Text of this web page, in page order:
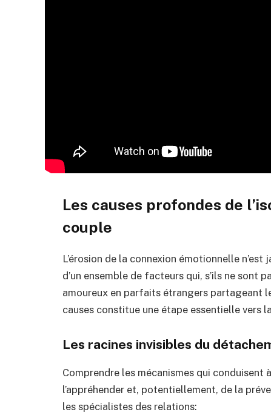
Les causes profondes de
couple
L’érosion de la connexion émotionnelle
d’un ensemble de facteurs qui, s’ils ne
amoureux en parfaits étrangers partageant
causes constitue une étape essentielle vers
Les racines invisibles du
Comprendre les mécanismes qui
l’appréhender et, potentiellement, de la
les spécialistes des relations: